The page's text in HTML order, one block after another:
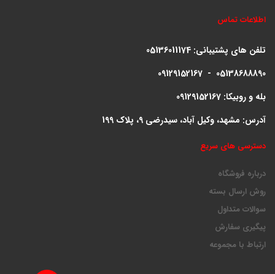
اطلاعات تماس
تلفن های پشتیبانی: 05136011174
09129152167 - 05138688890
بله و روبیکا: 09129152167
آدرس: مشهد، وکیل آباد، سیدرضی 9، پلاک 199
دسترسی های سریع
درباره فروشگاه
روش ارسال بسته
سوالات متداول
پیگیری سفارش
ارتباط با مجموعه